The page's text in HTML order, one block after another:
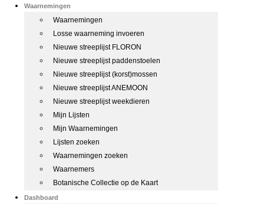
Waarnemingen
Waarnemingen
Losse waarneming invoeren
Nieuwe streeplijst FLORON
Nieuwe streeplijst paddenstoelen
Nieuwe streeplijst (korst)mossen
Nieuwe streeplijst ANEMOON
Nieuwe streeplijst weekdieren
Mijn Lijsten
Mijn Waarnemingen
Lijsten zoeken
Waarnemingen zoeken
Waarnemers
Botanische Collectie op de Kaart
Dashboard